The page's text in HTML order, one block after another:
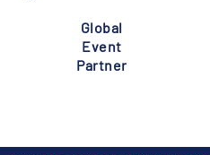
Global
Event
Partner